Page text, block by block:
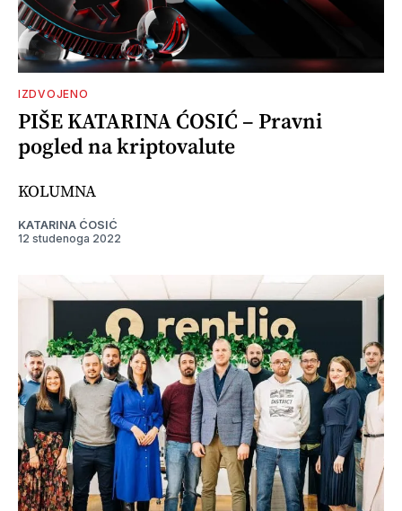
IZDVOJENO
PIŠE KATARINA ĆOSIĆ – Pravni
pogled na kriptovalute
KOLUMNA
KATARINA ĆOSIĆ
12 studenoga 2022